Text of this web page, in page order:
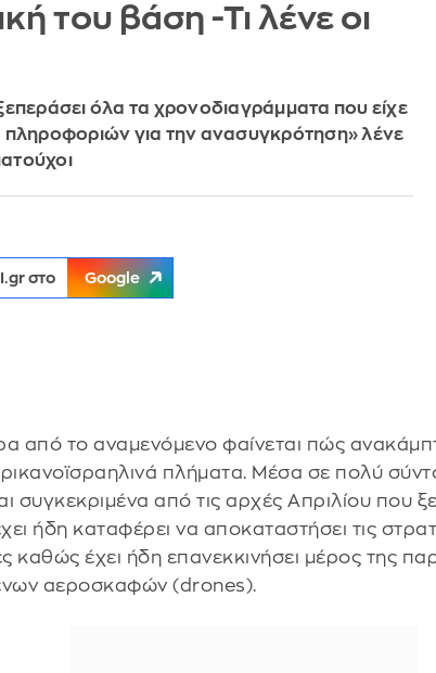
του βάση -Τι λένε οι
όλα τα χρονοδιαγράμματα που είχε
πληροφοριών για την ανασυγκρότηση» λένε
στο Google
από το αναμενόμενο φαίνεται πώς
πλήματα. Μέσα σε πολύ
συγκεκριμένα από τις αρχές Απριλίου που
ήδη καταφέρει να αποκαταστήσει τις
καθώς έχει ήδη επανεκκινήσει μέρος της
αεροσκαφών (drones).